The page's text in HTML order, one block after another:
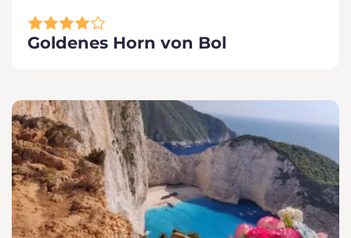
Goldenes Horn von Bol